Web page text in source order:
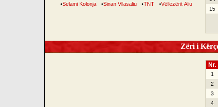
•Selami Kolonja •Sinan Vllasaliu •TNT •Vëllezërit Aliu
15
Zëri i
Nr.
1
2
3
4